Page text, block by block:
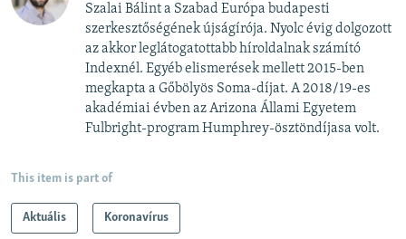
Szalai Bálint a Szabad Európa budapesti
szerkesztőségének újságírója. Nyolc évig dolgozott
az akkor leglátogatottabb híroldalnak számító
Indexnél. Egyéb elismerések mellett 2015-ben
megkapta a Gőbölyös Soma-díjat. A 2018/19-es
akadémiai évben az Arizona Állami Egyetem
Fulbright-program Humphrey-ösztöndíjasa volt.
This item is part of
Aktuális Koronavírus